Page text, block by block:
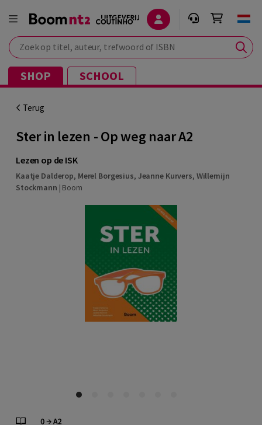
Zoek op titel, auteur, trefwoord of ISBN
SHOP SCHOOL
Terug
Ster in lezen - Op weg naar A2
Lezen op de ISK
Kaatje Dalderop, Merel Borgesius, Jeanne Kurvers, Willemijn
Stockmann | Boom